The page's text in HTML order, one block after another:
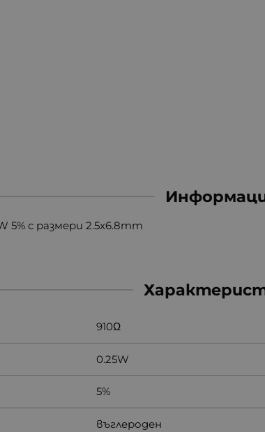
5% с размери 2.5x6.8mm
910Ω
0.25W
5%
въглероден